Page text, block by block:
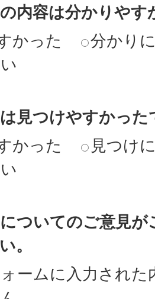
内容は分かりやす
かった
分かり
見つけやすかった
かった
見つけ
ついてのご意見
。
ームに入力された